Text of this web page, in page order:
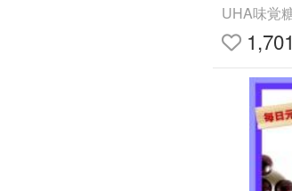
ト
UHA味覚
1,701